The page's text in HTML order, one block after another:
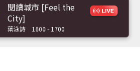
閱讀城市 [Feel the
City]
葉泳詩 1600 - 1700